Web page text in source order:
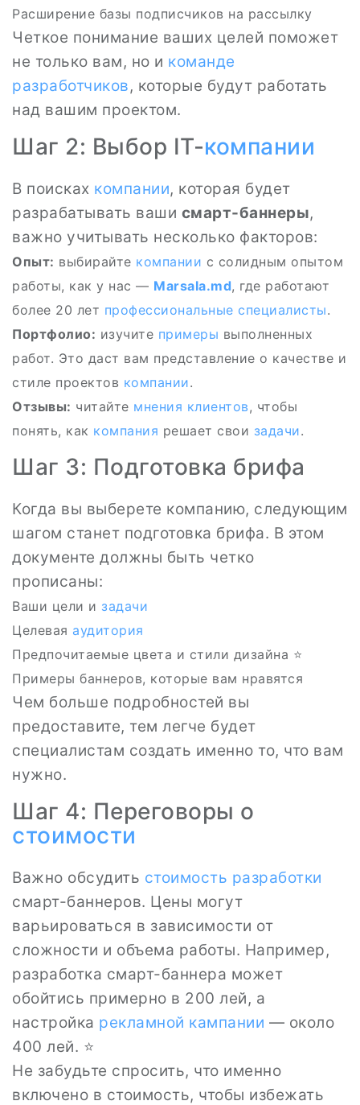
Расширение базы подписчиков на рассылку
Четкое понимание ваших целей поможет
не только вам, но и команде
разработчиков, которые будут работать
над вашим проектом.
Шаг 2: Выбор IT-компании
В поисках компании, которая будет
разрабатывать ваши смарт-баннеры,
важно учитывать несколько факторов:
Опыт: выбирайте компании с солидным опытом
работы, как у нас — Marsala.md, где работают
более 20 лет профессиональные специалисты.
Портфолио: изучите примеры выполненных
работ. Это даст вам представление о качестве и
стиле проектов компании.
Отзывы: читайте мнения клиентов, чтобы
понять, как компания решает свои задачи.
Шаг 3: Подготовка брифа
Когда вы выберете компанию, следующим
шагом станет подготовка брифа. В этом
документе должны быть четко
прописаны:
Ваши цели и задачи
Целевая аудитория
Предпочитаемые цвета и стили дизайна ⭐️
Примеры баннеров, которые вам нравятся
Чем больше подробностей вы
предоставите, тем легче будет
специалистам создать именно то, что вам
нужно.
Шаг 4: Переговоры о
стоимости
Важно обсудить стоимость разработки
смарт-баннеров. Цены могут
варьироваться в зависимости от
сложности и объема работы. Например,
разработка смарт-баннера может
обойтись примерно в 200 лей, а
настройка рекламной кампании — около
400 лей. ⭐
Не забудьте спросить, что именно
включено в стоимость, чтобы избежать